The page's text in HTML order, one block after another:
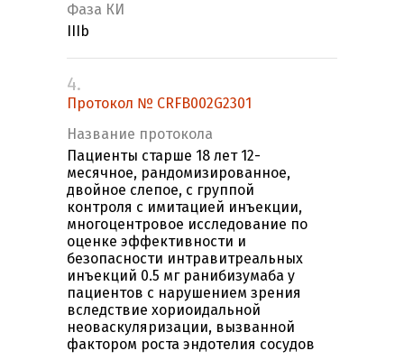
Фаза КИ
IIIb
4.
Протокол № CRFB002G2301
Название протокола
Пациенты старше 18 лет 12-
месячное, рандомизированное,
двойное слепое, с группой
контроля с имитацией инъекции,
многоцентровое исследование по
оценке эффективности и
безопасности интравитреальных
инъекций 0.5 мг ранибизумаба у
пациентов с нарушением зрения
вследствие хориоидальной
неоваскуляризации, вызванной
фактором роста эндотелия сосудов